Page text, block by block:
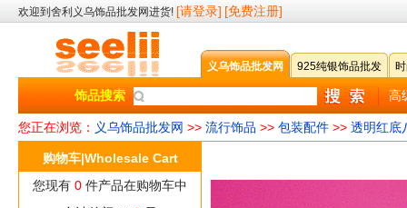
欢迎到舍利义乌饰品批发网进货! [请登录] [免费注册]
义乌饰品批发网 925纯银饰品批发
饰品搜索 高
您正在浏览： 义乌饰品批发网 >> 流行饰品 >> 包装配件 >> 透明红底
购物车|Wholesale Cart
您现有 0 件产品在购物车中